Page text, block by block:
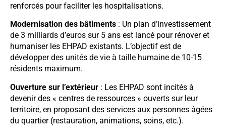
renforcés pour faciliter les hospitalisations.
Modernisation des bâtiments : Un plan d’investissement
de 3 milliards d’euros sur 5 ans est lancé pour rénover et
humaniser les EHPAD existants. L’objectif est de
développer des unités de vie à taille humaine de 10-15
résidents maximum.
Ouverture sur l’extérieur : Les EHPAD sont incités à
devenir des « centres de ressources » ouverts sur leur
territoire, en proposant des services aux personnes âgées
du quartier (restauration, animations, soins, etc.).